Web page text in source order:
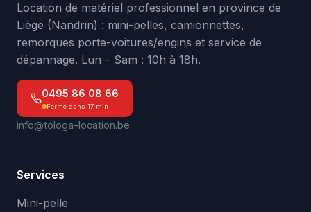
Location de matériel professionnel en province de
Liège (Nandrin) : mini-pelles, camionnettes,
remorques porte-voitures/engins et service de
dépannage. Lun – Sam : 10h à 18h.
0495 86 08 66
Ferme dans 17 min
info@tologa-location.be
Services
Mini-pelle